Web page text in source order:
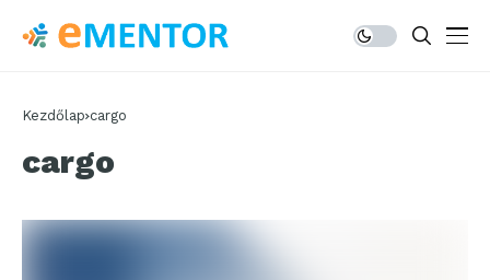
Kezdőlap cargo
cargo